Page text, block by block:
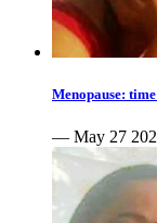
Menopause:
— May 27